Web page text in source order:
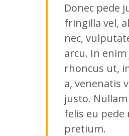
Donec pede
fringilla vel,
nec,
arcu. In
rhoncus ut,
a, venenatis
justo.
felis eu pede
pretium.